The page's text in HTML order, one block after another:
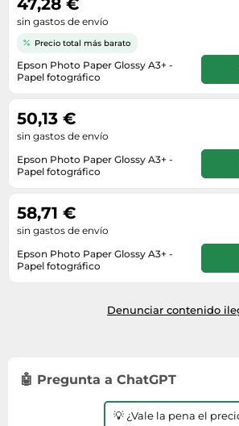
Epson Photo Paper Glossy A3+ -
Papel fotográfico
Precio total más barato
sin gastos de envío
Epson Photo Paper Glossy A3+ -
Papel fotográfico
50,13 €
sin gastos de envío
Epson Photo Paper Glossy A3+ -
Papel fotográfico
58,71 €
sin gastos de envío
Denunciar contenido
🤖 Pregunta a ChatGPT
💡 ¿Vale la pena el